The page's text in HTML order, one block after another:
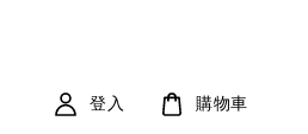
登入 購物車